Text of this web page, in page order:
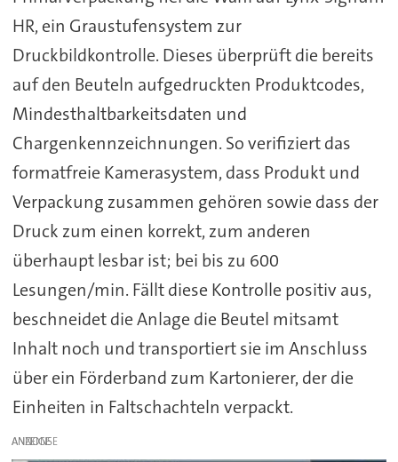
HR, ein Graustufensystem zur
Druckbildkontrolle. Dieses überprüft die bereits
auf den Beuteln aufgedruckten Produktcodes,
Mindesthaltbarkeitsdaten und
Chargenkennzeichnungen. So verifiziert das
formatfreie Kamerasystem, dass Produkt und
Verpackung zusammen gehören sowie dass der
Druck zum einen korrekt, zum anderen
überhaupt lesbar ist; bei bis zu 600
Lesungen/min. Fällt diese Kontrolle positiv aus,
beschneidet die Anlage die Beutel mitsamt
Inhalt noch und transportiert sie im Anschluss
über ein Förderband zum Kartonierer, der die
Einheiten in Faltschachteln verpackt.
ANZEIGE